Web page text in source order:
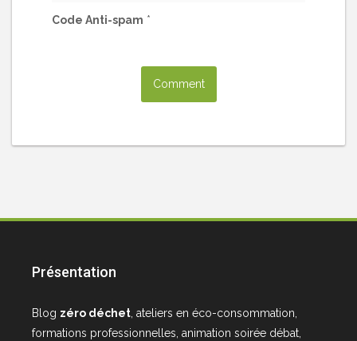
Code Anti-spam *
Présentation
Blog zéro déchet, ateliers en éco-consommation,
formations professionnelles, animation soirée débat,